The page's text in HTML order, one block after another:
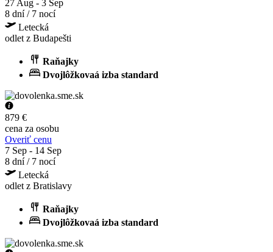
27 Aug - 3 Sep
8 dní / 7 nocí
Letecká
odlet z Budapešti
Raňajky
Dvojlôžkovaá izba standard
879 €
cena za osobu
Overiť cenu
7 Sep - 14 Sep
8 dní / 7 nocí
Letecká
odlet z Bratislavy
Raňajky
Dvojlôžkovaá izba standard